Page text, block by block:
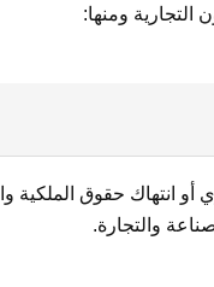
ومنها:
حقوق الملكية
والتجارة.